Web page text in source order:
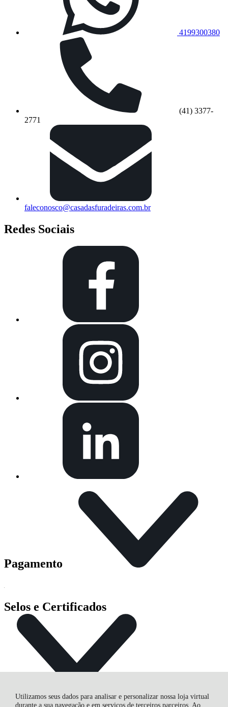
Utilizamos seus dados para analisar e personalizar nossa loja virtual
durante a sua navegação e em serviços de terceiros parceiros. Ao
4199300380
(41) 3377-
2771
faleconosco@casadasfuradeiras.com.br
Redes Sociais
Pagamento
Selos e Certificados